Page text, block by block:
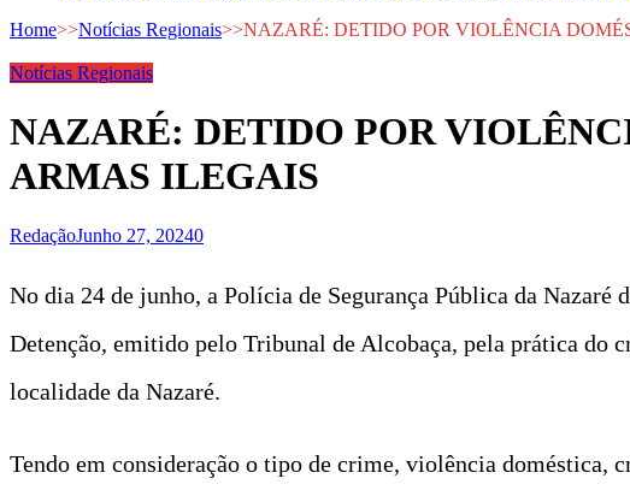
Home>>Notícias Regionais>>NAZARÉ: DETIDO POR VIOLÊNCIA
Notícias Regionais
NAZARÉ: DETIDO POR
ARMAS ILEGAIS
RedaçãoJunho 27, 20240
No dia 24 de junho, a Polícia de Segurança Pública da
Detenção, emitido pelo Tribunal de Alcobaça, pela prática do
localidade da Nazaré.
Tendo em consideração o tipo de crime, violência